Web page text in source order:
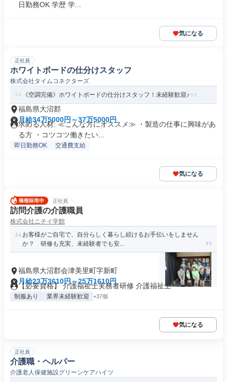
日勤務OK 学歴 学...
気になる
正社員
ホワイトボードの仕分けスタッフ
株式会社タイムコネクターズ
《空調完備》ホワイトボードの仕分けスタッフ！未経験歓迎♪
福島県大沼郡
月給34万5000円～37万5000円
求める人材: ≪こんな方にオススメ≫ ・製造の仕事に興味があ
る方 ・コツコツ働きたい...
即日勤務OK 交通費支給
気になる
正社員
訪問介護の介護職員
株式会社ニチイ学館
お客様がご自宅で、自分らしく暮らし続けるお手伝いをしません
か？ 研修も充実、未経験者でも安...
福島県大沼郡会津美里町字新町
月給23万3610円～25万1610円
【必要資格】 介護福祉士実務者研修 介護福祉士
制服あり 業界未経験歓迎 +37個
気になる
正社員
介護職・ヘルパー
介護老人保健施設グリーンケアハイツ